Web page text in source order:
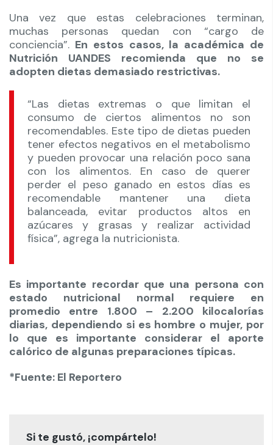
Una vez que estas celebraciones terminan,
muchas personas quedan con “cargo de
conciencia”. En estos casos, la académica de
Nutrición UANDES recomienda que no se
adopten dietas demasiado restrictivas.
“Las dietas extremas o que limitan el
consumo de ciertos alimentos no son
recomendables. Este tipo de dietas pueden
tener efectos negativos en el metabolismo
y pueden provocar una relación poco sana
con los alimentos. En caso de querer
perder el peso ganado en estos días es
recomendable mantener una dieta
balanceada, evitar productos altos en
azúcares y grasas y realizar actividad
física”, agrega la nutricionista.
Es importante recordar que una persona con
estado nutricional normal requiere en
promedio entre 1.800 – 2.200 kilocalorías
diarias, dependiendo si es hombre o mujer, por
lo que es importante considerar el aporte
calórico de algunas preparaciones típicas.
*Fuente: El Reportero
Si te gustó, ¡compártelo!